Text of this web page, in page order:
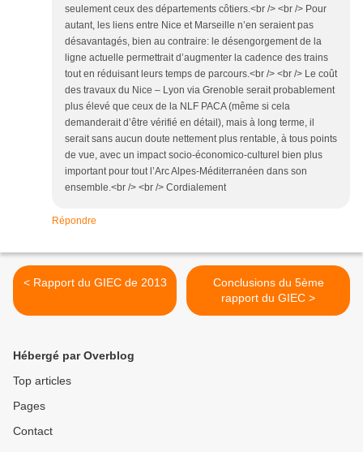
seulement ceux des départements côtiers.<br /> <br /> Pour
autant, les liens entre Nice et Marseille n’en seraient pas
désavantagés, bien au contraire: le désengorgement de la
ligne actuelle permettrait d’augmenter la cadence des trains
tout en réduisant leurs temps de parcours.<br /> <br /> Le coût
des travaux du Nice – Lyon via Grenoble serait probablement
plus élevé que ceux de la NLF PACA (même si cela
demanderait d’être vérifié en détail), mais à long terme, il
serait sans aucun doute nettement plus rentable, à tous points
de vue, avec un impact socio-économico-culturel bien plus
important pour tout l’Arc Alpes-Méditerranéen dans son
ensemble.<br /> <br /> Cordialement
Répondre
< Rapport du GIEC de 2013
Conclusions du 5ème
rapport du GIEC >
Hébergé par Overblog
Top articles
Pages
Contact